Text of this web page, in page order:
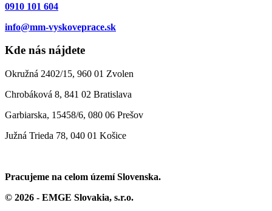
0910 101 604
info@mm-vyskoveprace.sk
Kde nás nájdete
Okružná 2402/15, 960 01 Zvolen
Chrobáková 8, 841 02 Bratislava
Garbiarska, 15458/6, 080 06 Prešov
Južná Trieda 78, 040 01 Košice
Pracujeme na celom území Slovenska.
© 2026 - EMGE Slovakia, s.r.o.